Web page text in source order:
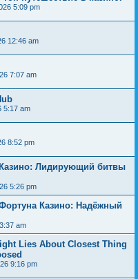
5:09 pm
12:46 am
7:07 am
5:17 am
8:52 pm
Лидирующий битвы
5:26 pm
Казино: Надёжный
am
Lies About Closest Thing
9:16 pm